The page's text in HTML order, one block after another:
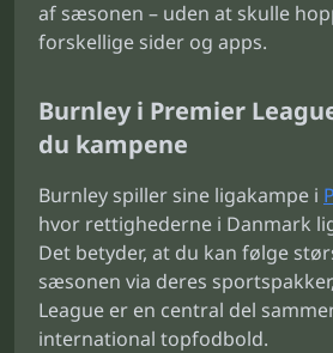
af sæsonen – uden at skulle
forskellige sider og apps.
Burnley i Premier
du kampene
Burnley spiller sine ligakampe i
hvor rettighederne i Danmark
Det betyder, at du kan følge
sæsonen via deres
League er en central del
international topfodbold.